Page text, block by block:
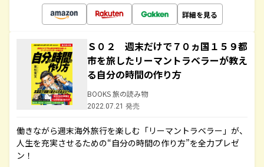
詳細を見る
Ｓ０２ 週末だけで７０ヵ国１５９都
市を旅したリーマントラベラーが教え
る自分の時間の作り方
BOOKS 旅の読み物
2022.07.21 発売
働きながら週末海外旅行を楽しむ「リーマントラベラー」が、
人生を充実させるための“自分の時間の作り方”を全力プレゼ
ン！